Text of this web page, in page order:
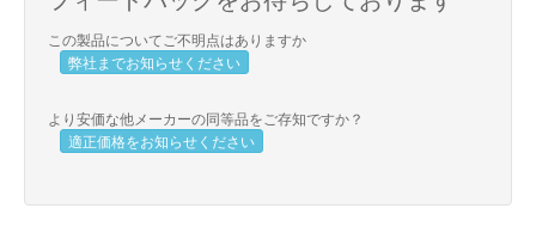
この製品についてご不明点はありますか
弊社までお知らせください
より安価な他メーカーの同等品をご存知ですか？
適正価格をお知らせください